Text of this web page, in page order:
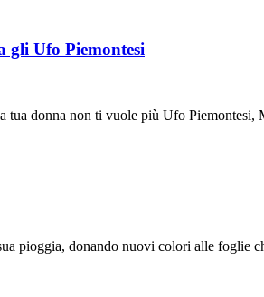
gli Ufo Piemontesi
donna non ti vuole più Ufo Piemontesi,
pioggia, donando nuovi colori alle foglie